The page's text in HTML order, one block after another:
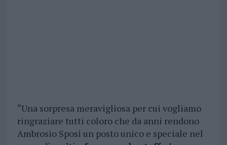
“Una sorpresa meravigliosa per cui vogliamo
ringraziare tutti coloro che da anni rendono
Ambrosio Sposi un posto unico e speciale nel